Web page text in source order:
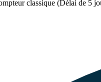
classique (Délai de 5